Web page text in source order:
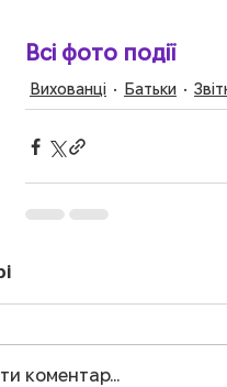
Всі фото події
Вихованці Батьки
коментар...